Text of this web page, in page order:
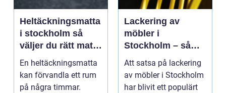
Heltäckningsmatta
i stockholm så
väljer du rätt matta
till hem och kontor
En heltäckningsmatta
kan förvandla ett rum
på några timmar.
Lackering av
möbler i
Stockholm – så
förnyar du hemmet
med professionell
möbellackering
Att satsa på lackering
av möbler i Stockholm
har blivit ett populärt